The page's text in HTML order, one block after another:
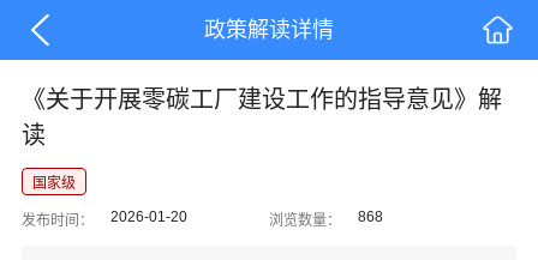
政策解读详情
《关于开展零碳工厂建设工作的指导意见》解
读
国家级
发布时间： 2026-01-20 浏览数量： 868